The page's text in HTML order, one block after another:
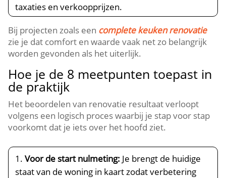
taxaties en verkoopprijzen.​
Bij projecten zoals een complete keuken renovatie
zie je dat comfort en waarde vaak net zo belangrijk
worden gevonden als het uiterlijk.​
Hoe je de 8 meetpunten toepast in
de praktijk
Het beoordelen van renovatie resultaat verloopt
volgens een logisch proces waarbij je stap voor stap
voorkomt dat je iets over het hoofd ziet.​
Voor de start nulmeting: Je brengt de huidige
staat van de woning in kaart zodat verbetering